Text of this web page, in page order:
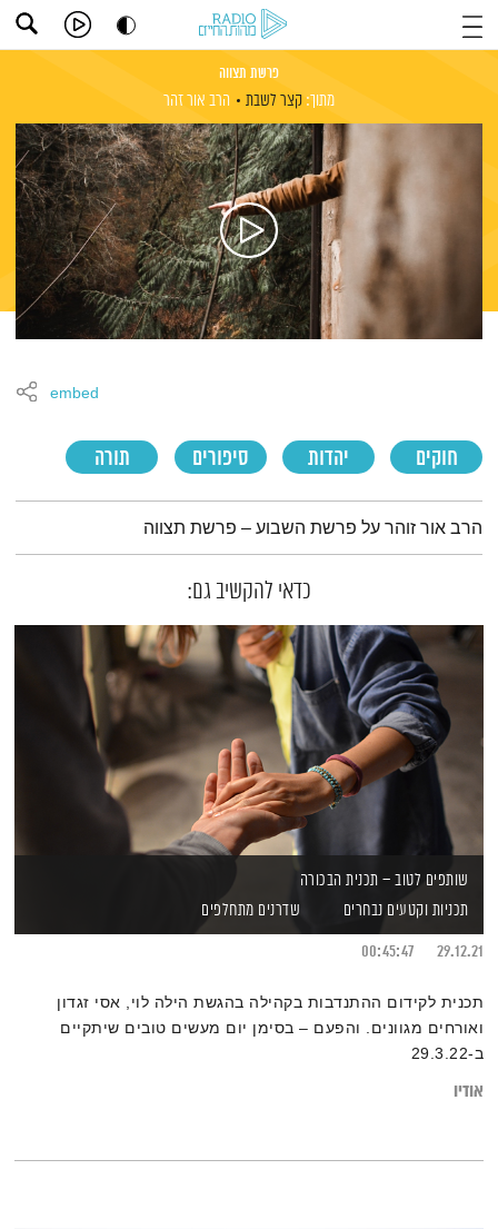
פרשת תצווה
מתוך: קצר לשבת הרב אור זהר
חוקים יהדות סיפורים תורה
embed
תמצית הפודקאסט
הרב אור זוהר על פרשת השבוע – פרשת תצווה
כדאי להקשיב גם:
שותפים לטוב – תכנית הבכורה
תכניות וקטעים נבחרים
שדרנים מתחלפים
29.12.21
00:45:47
תכנית לקידום ההתנדבות בקהילה בהגשת הילה לוי, אסי זגדון
ואורחים מגוונים. והפעם – בסימן יום מעשים טובים שיתקיים
ב-29.3.22
אודיו